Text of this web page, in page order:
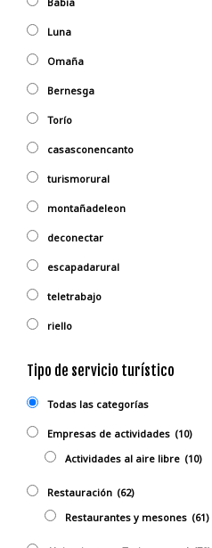
Luna
Omaña
Bernesga
Torío
casasconencanto
turismorural
montañadeleon
deconectar
escapadarural
teletrabajo
riello
Tipo de servicio turístico
Todas las categorías
Empresas de actividades (10)
Actividades al aire libre (10)
Restauración (62)
Restaurantes y mesones (61)